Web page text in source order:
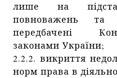
лише на
повноважень
передбачені
законами України;
2.2.2. викриття
норм права в